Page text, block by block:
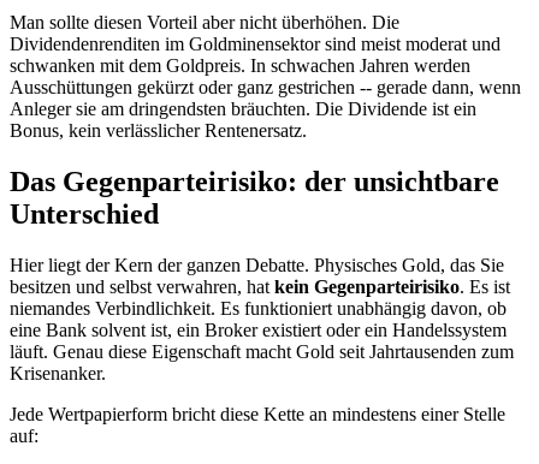
Man sollte diesen Vorteil aber nicht überhöhen. Die
Dividendenrenditen im Goldminensektor sind meist moderat und
schwanken mit dem Goldpreis. In schwachen Jahren werden
Ausschüttungen gekürzt oder ganz gestrichen -- gerade dann, wenn
Anleger sie am dringendsten bräuchten. Die Dividende ist ein
Bonus, kein verlässlicher Rentenersatz.
Das Gegenparteirisiko: der unsichtbare
Unterschied
Hier liegt der Kern der ganzen Debatte. Physisches Gold, das Sie
besitzen und selbst verwahren, hat kein Gegenparteirisiko. Es ist
niemandes Verbindlichkeit. Es funktioniert unabhängig davon, ob
eine Bank solvent ist, ein Broker existiert oder ein Handelssystem
läuft. Genau diese Eigenschaft macht Gold seit Jahrtausenden zum
Krisenanker.
Jede Wertpapierform bricht diese Kette an mindestens einer Stelle
auf: